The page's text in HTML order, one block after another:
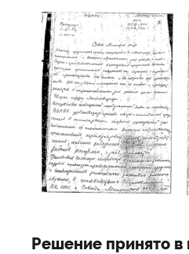
Решение принято в